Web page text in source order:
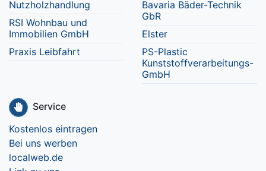
Nutzholzhandlung
RSI Wohnbau und
Immobilien GmbH
Praxis Leibfahrt
Bavaria Bäder-Technik
GbR
Elster
PS-Plastic
Kunststoffverarbeitungs-
GmbH
Service
Kostenlos eintragen
Bei uns werben
localweb.de